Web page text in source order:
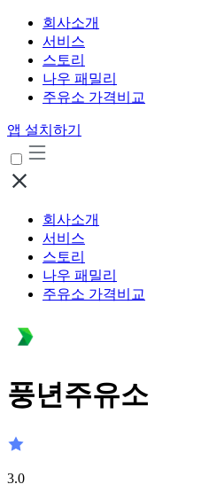
회사소개
서비스
스토리
나우 패밀리
주유소 가격비교
앱 설치하기
회사소개
서비스
스토리
나우 패밀리
주유소 가격비교
풍년주유소
3.0